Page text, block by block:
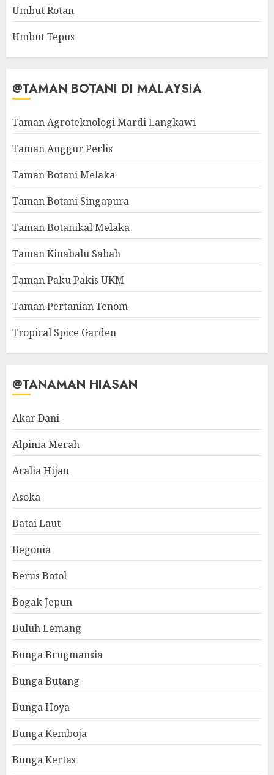
Umbut Rotan
Umbut Tepus
@TAMAN BOTANI DI MALAYSIA
Taman Agroteknologi Mardi Langkawi
Taman Anggur Perlis
Taman Botani Melaka
Taman Botani Singapura
Taman Botanikal Melaka
Taman Kinabalu Sabah
Taman Paku Pakis UKM
Taman Pertanian Tenom
Tropical Spice Garden
@TANAMAN HIASAN
Akar Dani
Alpinia Merah
Aralia Hijau
Asoka
Batai Laut
Begonia
Berus Botol
Bogak Jepun
Buluh Lemang
Bunga Brugmansia
Bunga Butang
Bunga Hoya
Bunga Kemboja
Bunga Kertas